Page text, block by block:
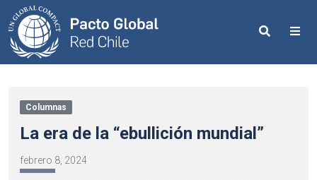
Search
Columnas
La era de la “ebullición mundial”
febrero 8, 2024